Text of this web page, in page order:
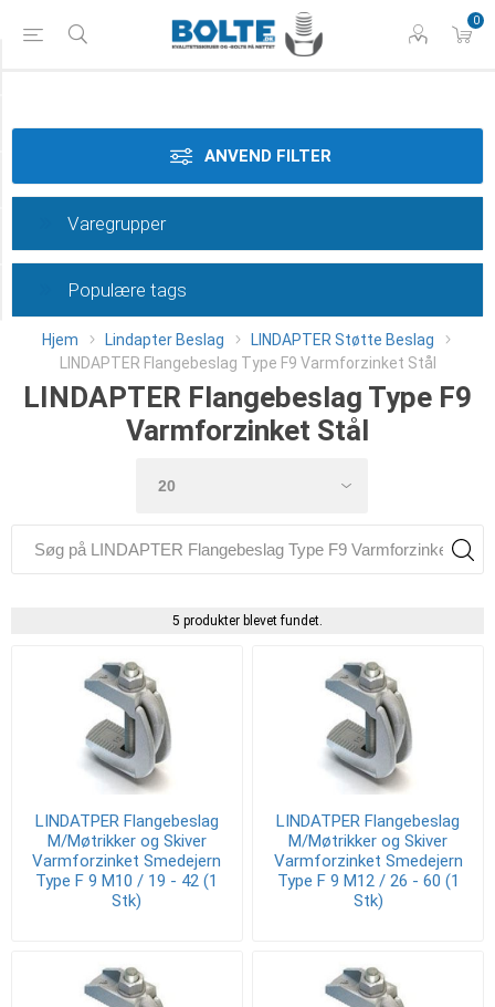
0
Hjem Lindapter Beslag
LINDAPTER Støtte Beslag
LINDAPTER Flangebeslag Type F9 Varmforzinket Stål
LINDAPTER Flangebeslag Type F9
Varmforzinket Stål
5 produkter blevet fundet.
LINDATPER Flangebeslag
M/Møtrikker og Skiver
Varmforzinket Smedejern
Type F 9 M10 / 19 - 42 (1
Stk)
LINDATPER Flangebeslag
M/Møtrikker og Skiver
Varmforzinket Smedejern
Type F 9 M12 / 26 - 60 (1
Stk)
ANVEND FILTER
Type
Category
Varegrupper
Populære tags